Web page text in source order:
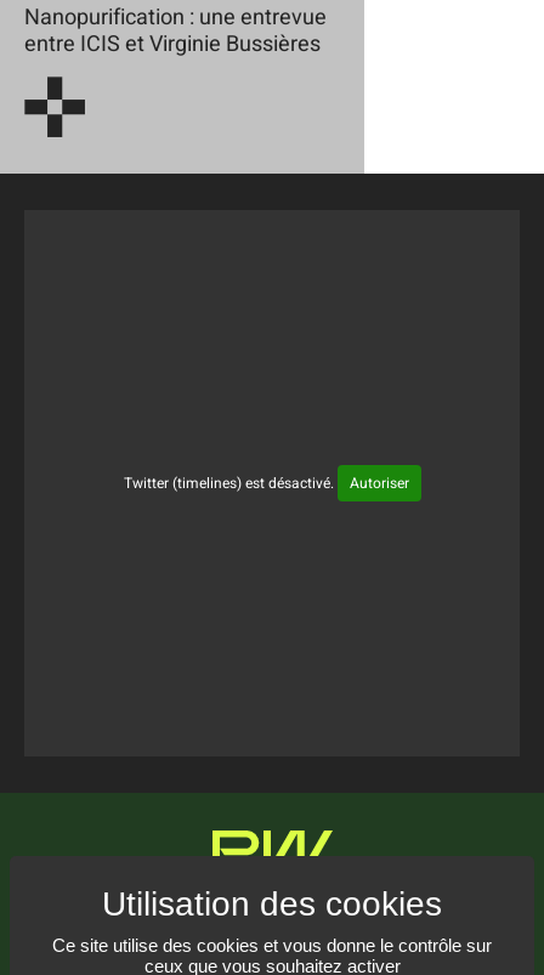
Ce site utilise des cookies et vous donne le contrôle sur
ceux que vous souhaitez activer
Nanopurification : une entrevue
entre ICIS et Virginie Bussières
Twitter (timelines) est désactivé. Autoriser
Communiquez avec nous